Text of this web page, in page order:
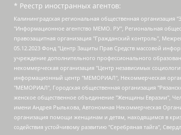
* Реестр иностранных агентов:
Калининградская региональная общественная организация "Экозащита!-Женсовет", Фонд содействия защите прав и свобод граждан "Общественный вердикт", Фонд "Институт Развития Свободы Информации", Частное учреждение "Информационное агентство МЕМО. РУ", Региональная общественная организация "Общественная комиссия по сохранению наследия академика Сахарова", Фонд поддержки свободы прессы, Санкт-Петербургская общественная правозащитная организация "Гражданский контроль", Межрегиональная общественная организация "Информационно-просветительский центр "Мемориал", Региональный Фонд "Центр Защиты Прав Средств Массовой Информации", с 05.12.2023 Фонд "Центр Защиты Прав Средств массовой информации", Региональная общественная благотворительная организация помощи беженцам и мигрантам "Гражданское содействие", Негосударственное образовательное учреждение дополнительного профессионального образования (повышение квалификации) специалистов "АКАДЕМИЯ ПО ПРАВАМ ЧЕЛОВЕКА", Свердловская региональная общественная организация "Сутяжник", Автономная некоммерческая организация "Центр независимых социологических исследований", Союз общественных объединений "Российский исследовательский центр по правам человека", Региональное общественное учреждение научно-информационный центр "МЕМОРИАЛ", Некоммерческая организация "Фонд защиты гласности", Автономная некоммерческая организация "Институт прав человека", Городская общественная организация "Екатеринбургское общество "МЕМОРИАЛ", Городская общественная организация "Рязанское историко-просветительское и правозащитное общество "Мемориал" (Рязанский Мемориал), Челябинский региональный орган общественной самодеятельности – женское общественное объединение "Женщины Евразии", Челябинский региональный орган общественной самодеятельности "Уральская правозащитная группа", Фонд содействия защите здоровья и социальной справедливости имени Андрея Рылькова, Автономная Некоммерческая Организация "Аналитический Центр Юрия Левады", Автономная некоммерческая организация социальной поддержки населения "Проект Апрель", Региональная общественная организация помощи женщинам и детям, находящимся в кризисной ситуации "Информационно-методический центр "Анна", Фонд содействия развитию массовых коммуникаций и правовому просвещению "Так-так-Так", Фонд содействия устойчивому развитию "Серебряная тайга", Свердловский региональный общественный фонд социальных проектов "Новое время", "Idel.Реалии", Кавказ.Реалии, Крым.Реалии, Телеканал Настоящее Время, Татаро-башкирская служба Радио Свобода (Azatliq Radiosi), Радио Свободная Европа/Радио Свобода (PCE/PC), "Сибирь.Реалии",